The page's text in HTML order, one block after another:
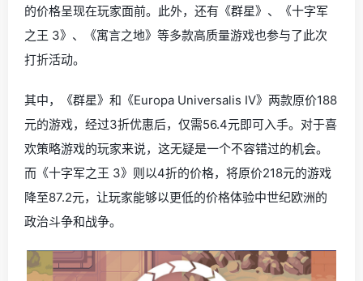
的价格呈现在玩家面前。此外，还有《群星》、《十字军
之王 3》、《寓言之地》等多款高质量游戏也参与了此次
打折活动。
其中，《群星》和《Europa Universalis IV》两款原价188
元的游戏，经过3折优惠后，仅需56.4元即可入手。对于喜
欢策略游戏的玩家来说，这无疑是一个不容错过的机会。
而《十字军之王 3》则以4折的价格，将原价218元的游戏
降至87.2元，让玩家能够以更低的价格体验中世纪欧洲的
政治斗争和战争。